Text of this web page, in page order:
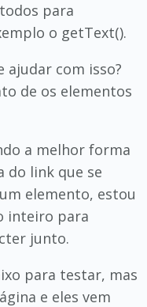
para
o getText().
ajudar com isso?
de os elementos
a melhor forma
do link que se
elemento, estou
inteiro para
junto.
para testar, mas
e eles vem